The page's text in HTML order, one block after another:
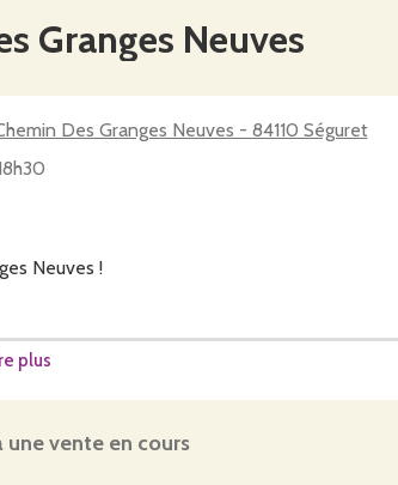
Granges Neuves
Des Granges Neuves - 84110 Séguret
Neuves !
à 18h30 au Domaine Jean David - 119
plus
une vente en cours